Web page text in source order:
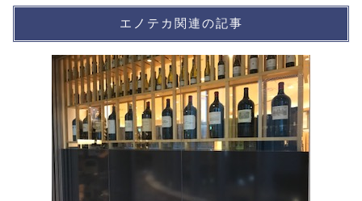
エノテカ関連の記事